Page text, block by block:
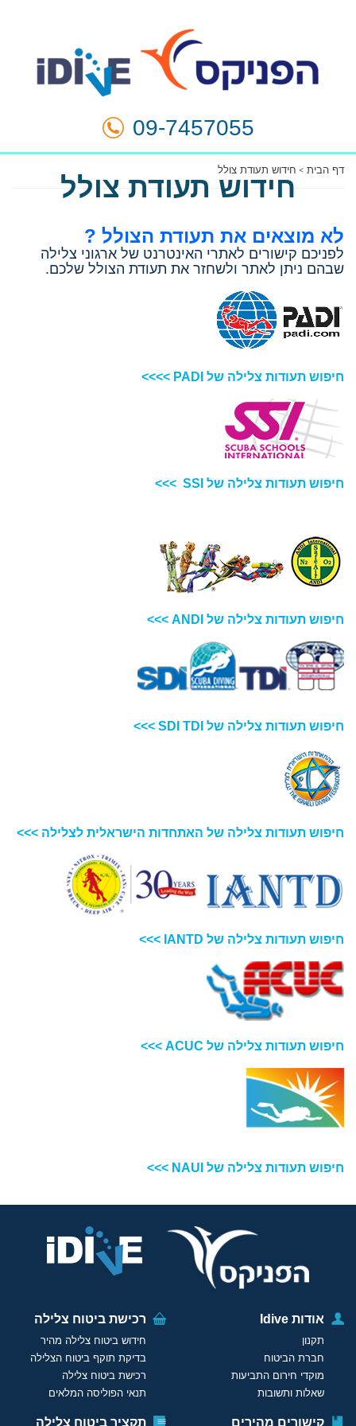
09-7457055
דף הבית חידוש תעודת צולל
חידוש תעודת צולל
לא מוצאים את תעודת הצולל ?
לפניכם קישורים לאתרי האינטרנט של ארגוני צלילה
שבהם ניתן לאתר ולשחזר את תעודת הצולל שלכם.
חיפוש תעודות צלילה של PADI >>>>
חיפוש תעודות צלילה של SSI >>>
חיפוש תעודות צלילה של ANDI >>>
חיפוש תעודות צלילה של SDI TDI >>>
חיפוש תעודות צלילה של האתחדות הישראלית לצלילה >>>
חיפוש תעודות צלילה של IANTD >>>
חיפוש תעודות צלילה של ACUC >>>
חיפוש תעודות צלילה של NAUI >>>
אודות Idive
תקנון
חברת הביטוח
מוקדי חירום התביעות
שאלות ותשובות
רכישת ביטוח צלילה
חידוש ביטוח צלילה מהיר
בדיקת תוקף ביטוח הצלילה
רכישת ביטוח צלילה
תנאי הפוליסה המלאים
קישורים מהירים תקציר ביטוח צלילה